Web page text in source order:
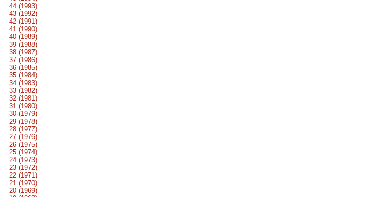
44 (1993)
43 (1992)
42 (1991)
41 (1990)
40 (1989)
39 (1988)
38 (1987)
37 (1986)
36 (1985)
35 (1984)
34 (1983)
33 (1982)
32 (1981)
31 (1980)
30 (1979)
29 (1978)
28 (1977)
27 (1976)
26 (1975)
25 (1974)
24 (1973)
23 (1972)
22 (1971)
21 (1970)
20 (1969)